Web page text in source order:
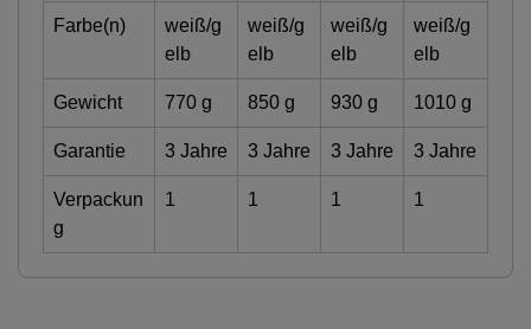
Farbe(n)
weiß/g
elb
weiß/g
elb
weiß/g
elb
weiß/g
elb
Gewicht 770 g 850 g 930 g 1010 g
Garantie 3 Jahre 3 Jahre 3 Jahre 3 Jahre
Verpackun
g
1 1 1 1